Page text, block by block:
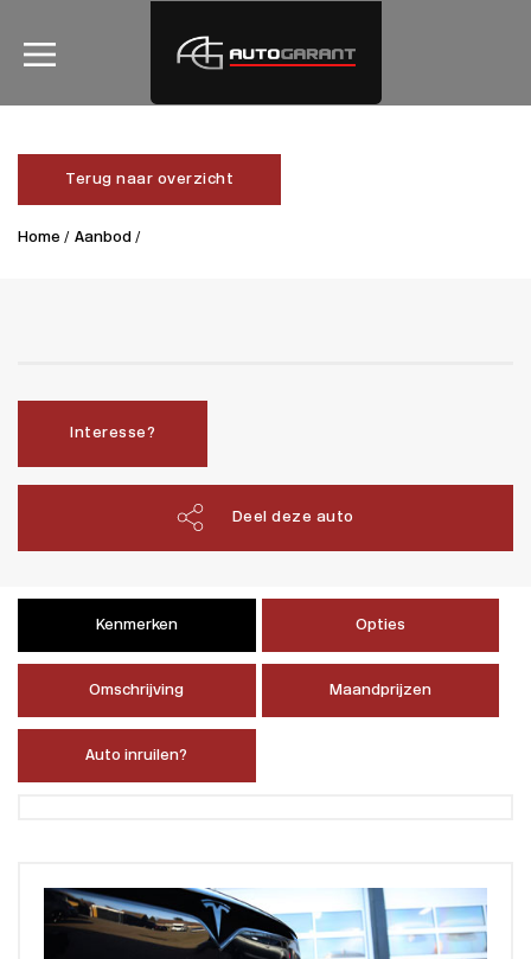
Terug naar overzicht
Home / Aanbod /
Interesse?
Deel deze auto
Kenmerken Opties
Omschrijving Maandprijzen
Auto inruilen?